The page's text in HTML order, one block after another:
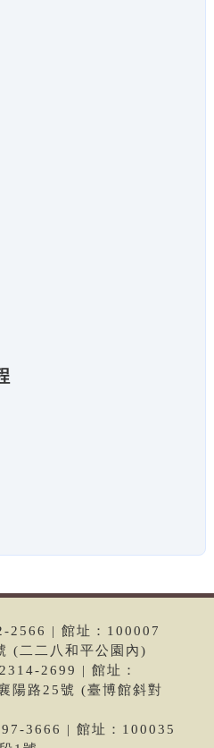
2566 | 館址：100007
(二二八和平公園內)
2699 | 館址：
陽路25號 (臺博館斜對
3666 | 館址：100035